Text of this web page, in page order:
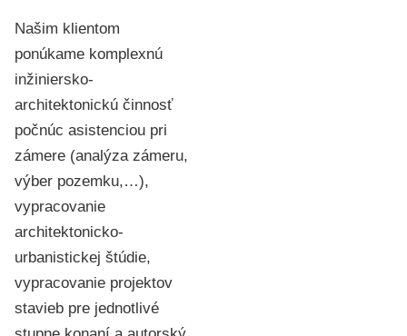
Našim klientom
ponúkame komplexnú
inžiniersko-
architektonickú činnosť
počnúc asistenciou pri
zámere (analýza zámeru,
výber pozemku,…),
vypracovanie
architektonicko-
urbanistickej štúdie,
vypracovanie projektov
stavieb pre jednotlivé